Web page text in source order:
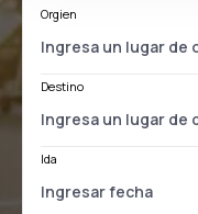
Orgien
Destino
Ida